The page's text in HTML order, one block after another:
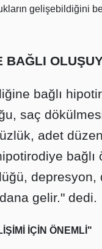
gelişebildiğini
BAĞLI
bağlı
saç
adet
depresyon,
gelir." dedi.
İÇİN ÖNEMLİ"